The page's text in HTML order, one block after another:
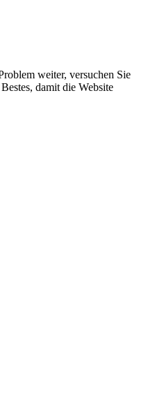
weiter, versuchen Sie
damit die Website